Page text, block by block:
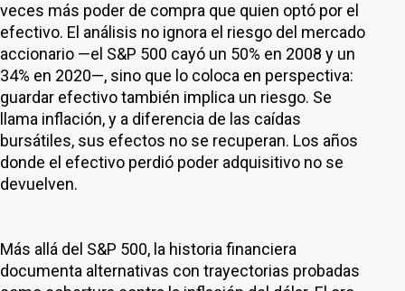
veces más poder de compra que quien optó por el
efectivo. El análisis no ignora el riesgo del mercado
accionario —el S&P 500 cayó un 50% en 2008 y un
34% en 2020—, sino que lo coloca en perspectiva:
guardar efectivo también implica un riesgo. Se
llama inflación, y a diferencia de las caídas
bursátiles, sus efectos no se recuperan. Los años
donde el efectivo perdió poder adquisitivo no se
devuelven.
Más allá del S&P 500, la historia financiera
documenta alternativas con trayectorias probadas